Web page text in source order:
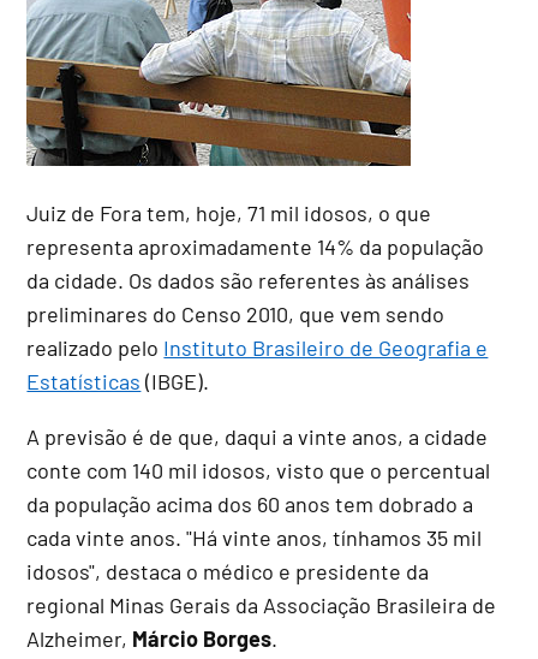
Juiz de Fora tem, hoje, 71 mil idosos, o que
representa aproximadamente 14% da população
da cidade. Os dados são referentes às análises
preliminares do Censo 2010, que vem sendo
realizado pelo Instituto Brasileiro de Geografia e
Estatísticas (IBGE).
A previsão é de que, daqui a vinte anos, a cidade
conte com 140 mil idosos, visto que o percentual
da população acima dos 60 anos tem dobrado a
cada vinte anos. "Há vinte anos, tínhamos 35 mil
idosos", destaca o médico e presidente da
regional Minas Gerais da Associação Brasileira de
Alzheimer, Márcio Borges.